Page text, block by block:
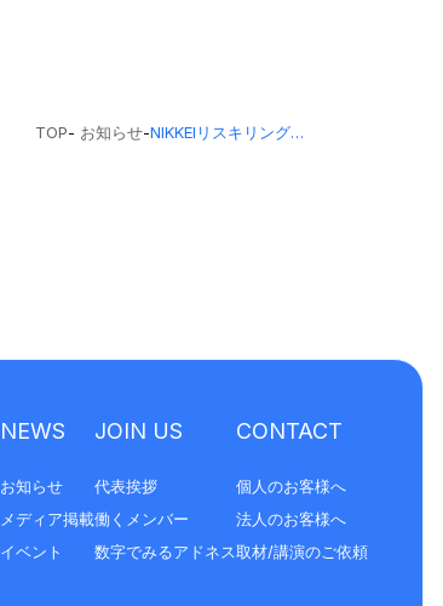
TOP- お知らせ- NIKKEIリスキリングにて代表三上のインタビューが掲載されました
NEWS
お知らせ
メディア掲載
イベント
JOIN US
代表挨拶
働くメンバー
数字でみるアドネス
CONTACT
個人のお客様へ
法人のお客様へ
取材/講演のご依頼